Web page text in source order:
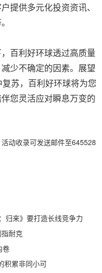
提供多元化投资资讯、
百利好环球透过高质量
少不确定的因素。展望
苏，百利好环球将为您
您灵活应对瞬息万变的
动收录可发送邮件至645528
归来》要打造长线竞争力
耐克
卷
积累非同小可